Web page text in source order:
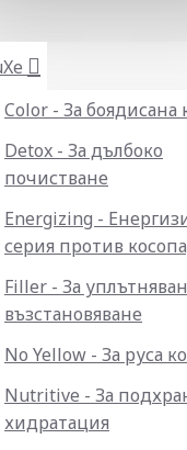
Color - За боядисана
Detox - За дълбоко
почистване
Energizing -
серия против
Filler - За
възстановяване
No Yellow - За руса
Nutritive - За
хидратация